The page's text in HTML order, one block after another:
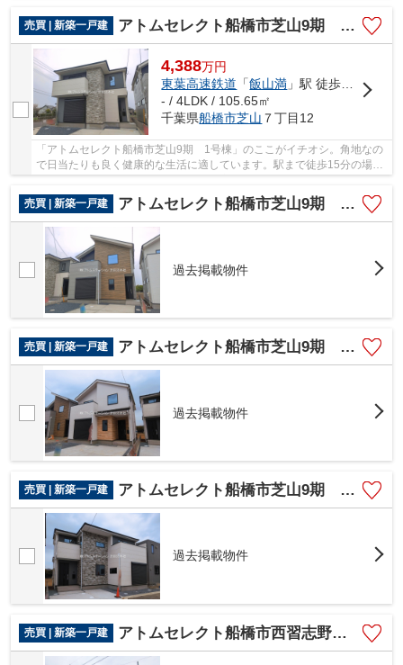
売買 | 新築一戸建 アトムセレクト船橋市芝山9期 1号棟
4,388万円
東葉高速鉄道 「飯山満 」駅 徒歩15分
- / 4LDK / 105.65㎡
千葉県船橋市芝山 ７丁目12
「アトムセレクト船橋市芝山9期 1号棟」のここがイチオシ。角地なの
で日当たりも良く健康的な生活に適しています。駅まで徒歩15分の場所
売買 | 新築一戸建
アトムセレクト船橋市芝山9期 2号棟
過去掲載物件
売買 | 新築一戸建 アトムセレクト船橋市芝山9期 3号棟
過去掲載物件
売買 | 新築一戸建 アトムセレクト船橋市芝山9期 4号棟
過去掲載物件
売買 | 新築一戸建 アトムセレクト船橋市西習志野１７期 １号棟